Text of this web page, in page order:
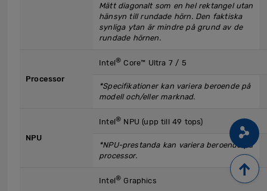
Mätt diagonalt som en hel rektangel utan
hänsyn till rundade hörn. Den faktiska
synliga ytan är mindre på grund av de
rundade hörnen.
Processor
Intel® Core™ Ultra 7 / 5
*Specifikationer kan variera beroende på
modell och/eller marknad.
NPU
Intel® NPU (upp till 49 tops)
*NPU-prestanda kan variera beroende på
processor.
Intel® Graphics